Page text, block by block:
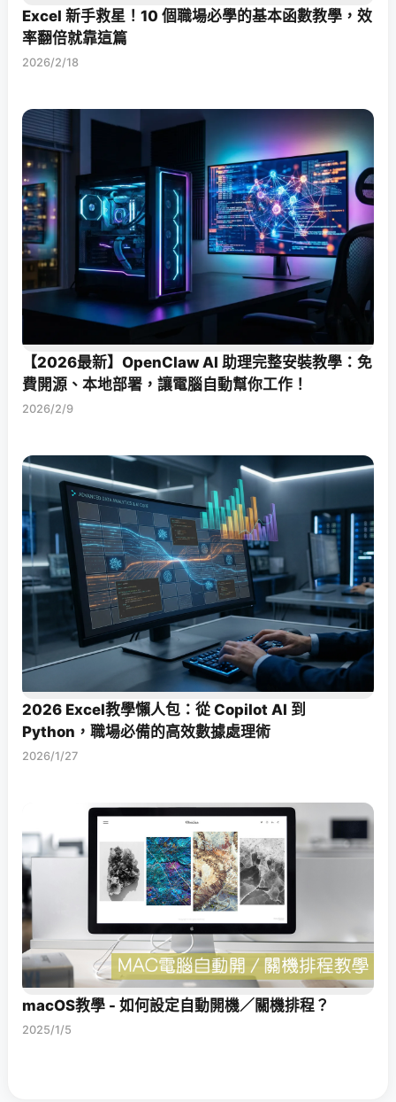
Excel 新手救星！10 個職場必學的基本函數教學，效
率翻倍就靠這篇
2026/2/18
【2026最新】OpenClaw AI 助理完整安裝教學：免
費開源、本地部署，讓電腦自動幫你工作！
2026/2/9
2026 Excel教學懶人包：從 Copilot AI 到
Python，職場必備的高效數據處理術
2026/1/27
macOS教學 - 如何設定自動開機／關機排程？
2025/1/5